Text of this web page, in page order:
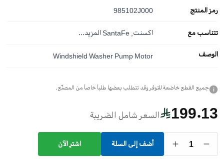
رمز المنتج 985102J000
تتناسب مع اكسنت, SantaFe المزيد...
الوصف Windshield Washer Pump Motor
i جميع القطع خاضعة للتوفر وقد تتطلب بعضها طلباً خاصاً من المصنّع.
199.13 السعر شامل الضريبة
1 أضف إلى السلة اشترِ الآن